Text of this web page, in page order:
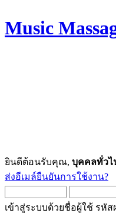
Music
ยินดีต้อนรับคุณ, บุคคลทั่วไ
ส่งอีเมล์ยืนยันการใช้งาน?
เข้าสู่ระบบด้วยชื่อผู้ใช้ รหั